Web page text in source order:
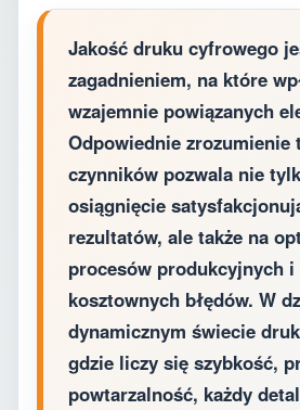
Jakość druku cyfrowego
zagadnieniem, na które
wzajemnie powiązanych
Odpowiednie zrozumienie
czynników pozwala nie
osiągnięcie
rezultatów, ale także na
procesów produkcyjnych
kosztownych błędów. W
dynamicznym świecie
gdzie liczy się szybkość,
powtarzalność, każdy